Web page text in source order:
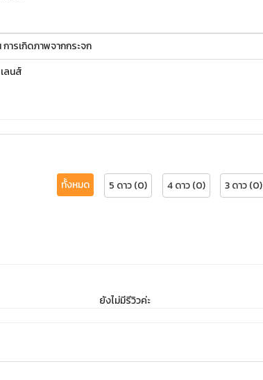
ารเกิดภาพจากกระจก
ลนส์
ทั้งหมด 5 ดาว (0) 4 ดาว (0) 3 ดาว (0)
ยังไม่มีรีวิวค่ะ